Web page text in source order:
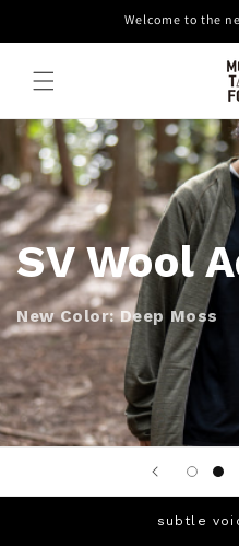
進む
Welcome to the
SV Wool
New Color: Deep Moss
subtle